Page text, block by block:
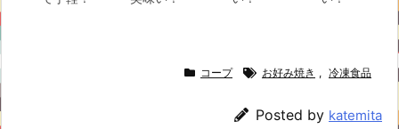
コープ お好み焼き , 冷凍食品
Posted by katemita